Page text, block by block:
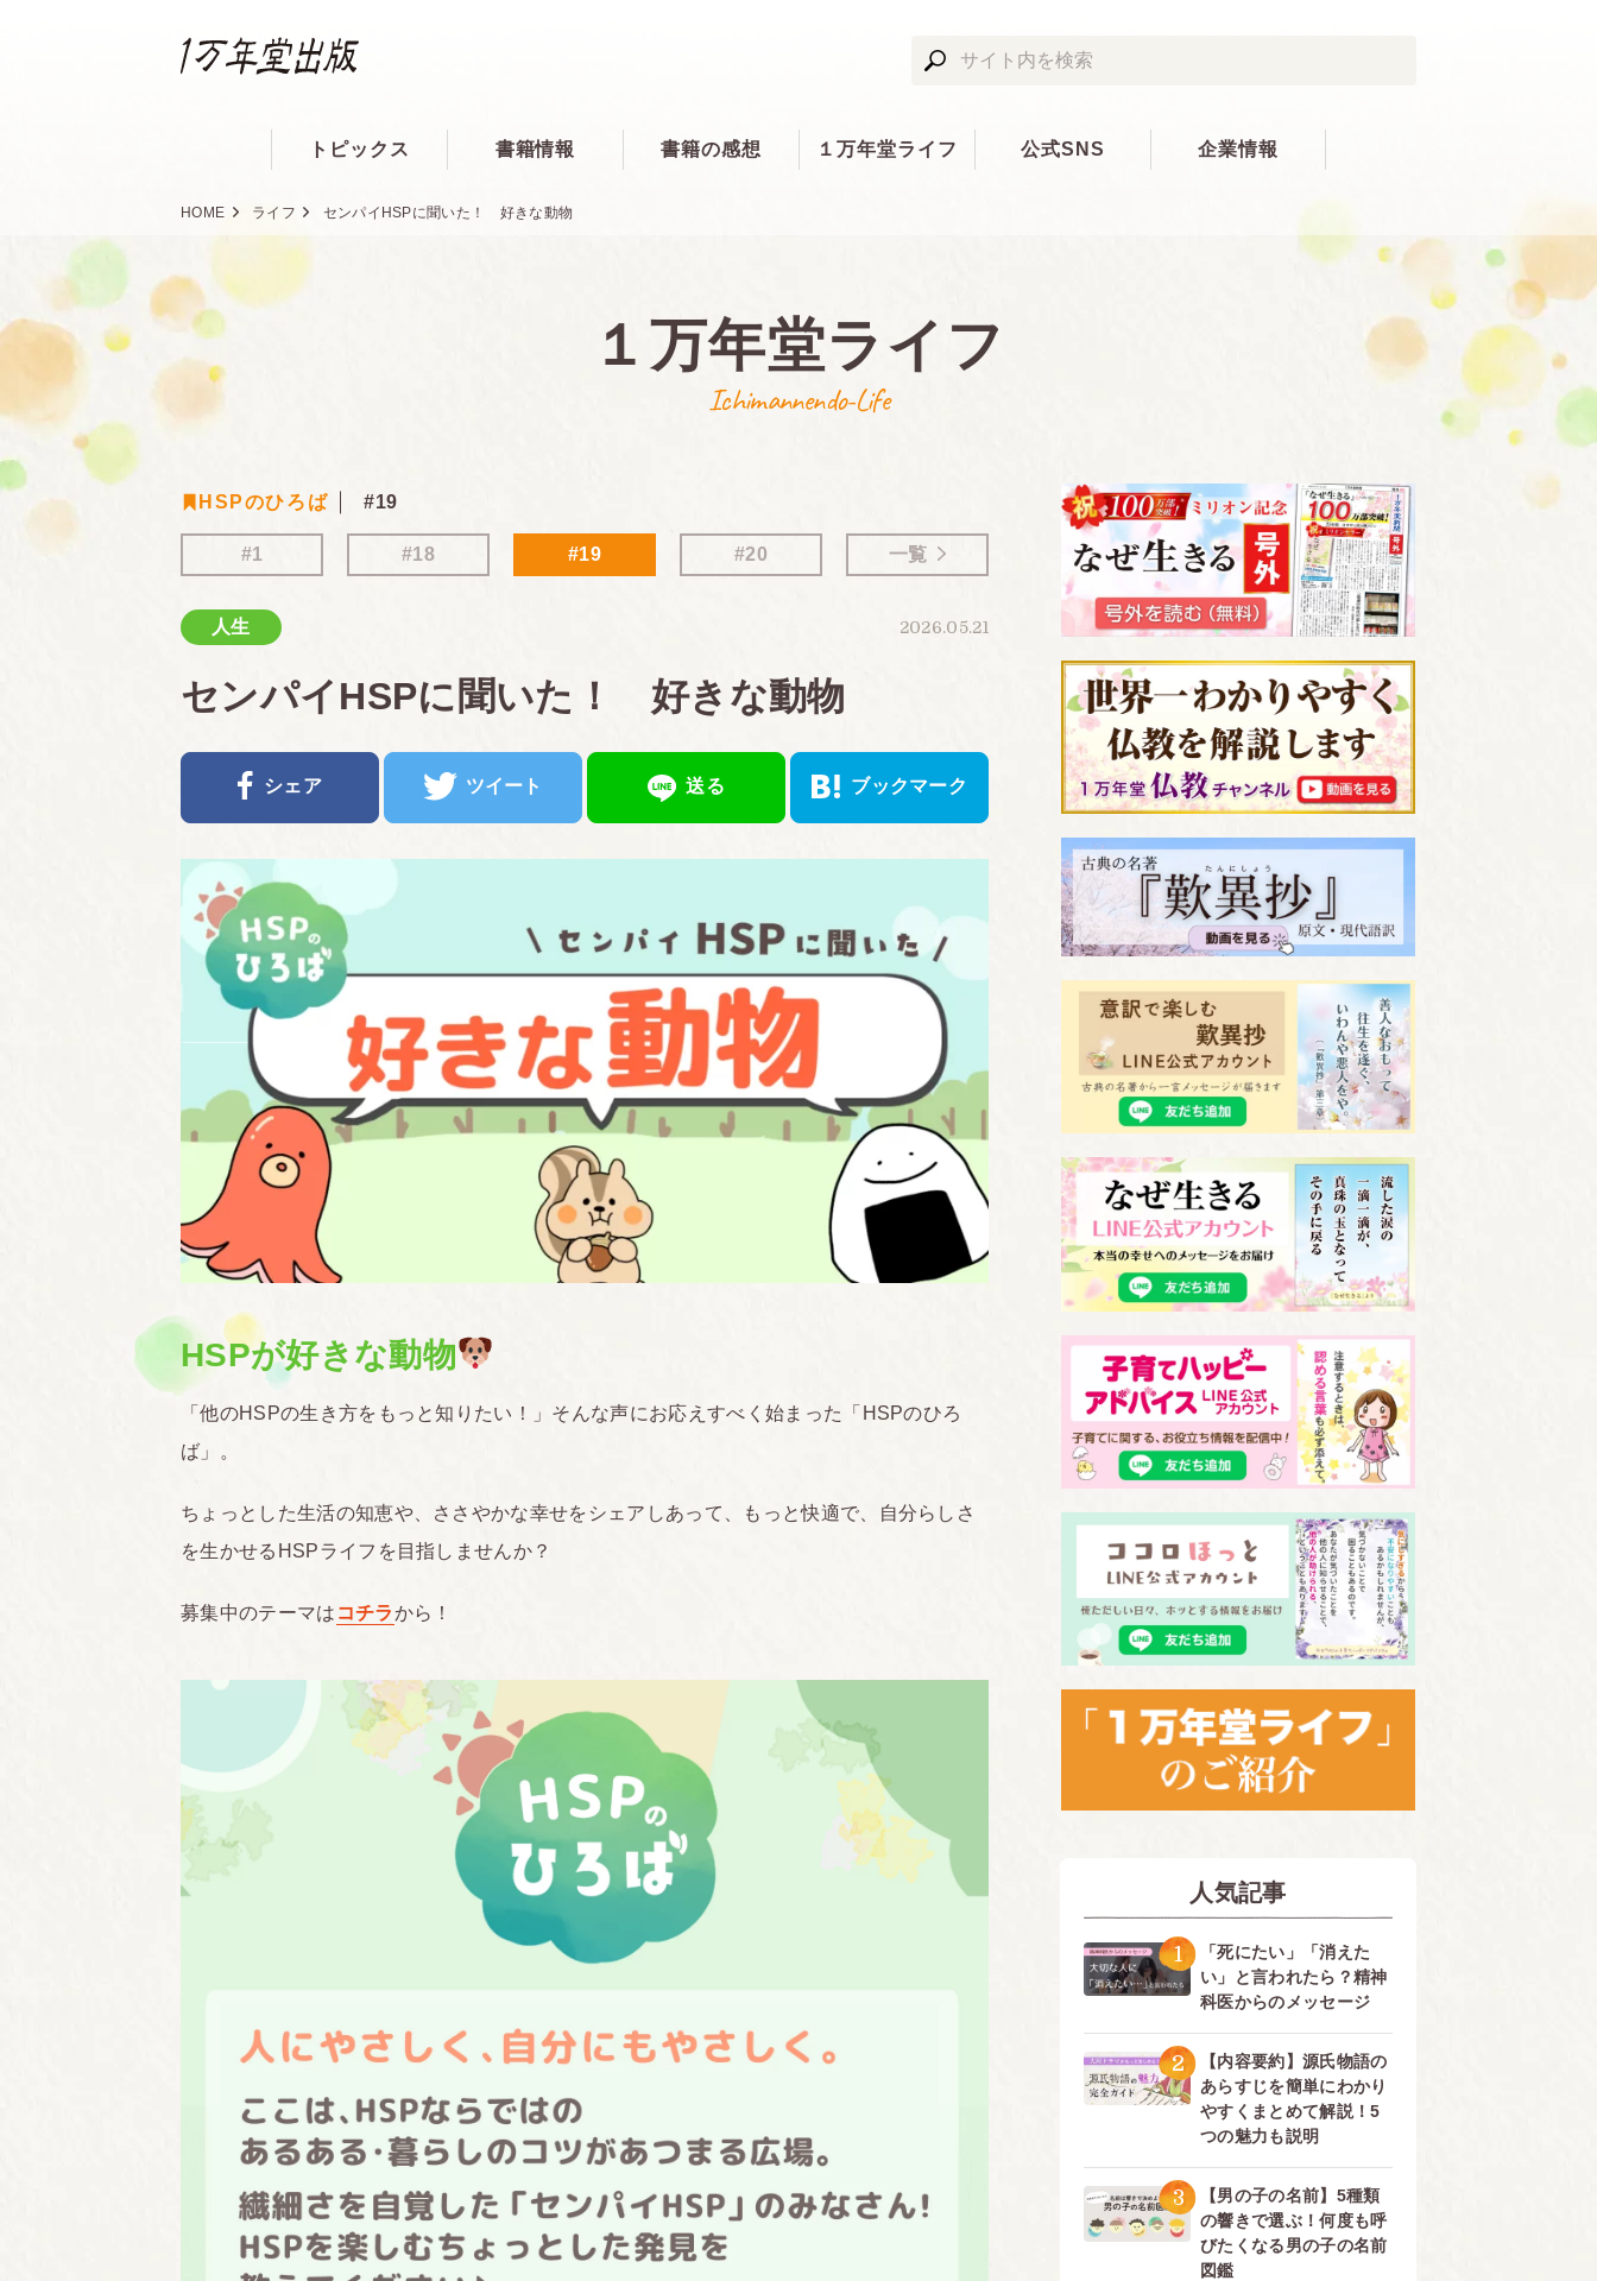
トピックス 書籍情報 書籍の感想 １万年堂ライフ 公式SNS 企業情報
HOME ライフ センパイHSPに聞いた！ 好きな動物
１万年堂ライフ
Ichimannendo-Life
HSPのひろば #19
#1 #18 #19 #20 一覧
2026.05.21
人生
センパイHSPに聞いた！ 好きな動物
シェア ツイート 送る ブックマーク
HSPが好きな動物
「他のHSPの生き方をもっと知りたい！」そんな声にお応えすべく始まった「HSPのひろ
ば」。
ちょっとした生活の知恵や、ささやかな幸せをシェアしあって、もっと快適で、自分らしさ
を生かせるHSPライフを目指しませんか？
募集中のテーマは コチラから！
人気記事
1
「死にたい」「消えた
い」と言われたら？精神
科医からのメッセージ
2
【内容要約】源氏物語の
あらすじを簡単にわかり
やすくまとめて解説！5
つの魅力も説明
3
【男の子の名前】5種類
の響きで選ぶ！何度も呼
びたくなる男の子の名前
図鑑